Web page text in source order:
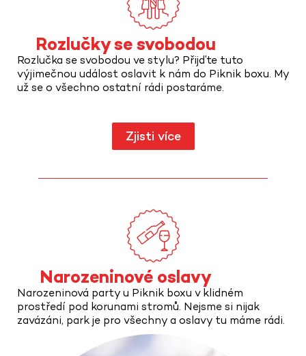
Rozlučky se svobodou
Rozlučka se svobodou ve stylu? Přijďte tuto
výjimečnou událost oslavit k nám do Piknik boxu. My
už se o všechno ostatní rádi postaráme.
Zjisti více
Narozeninové oslavy
Narozeninová party u Piknik boxu v klidném
prostředí pod korunami stromů. Nejsme si nijak
zavázáni, park je pro všechny a oslavy tu máme rádi.